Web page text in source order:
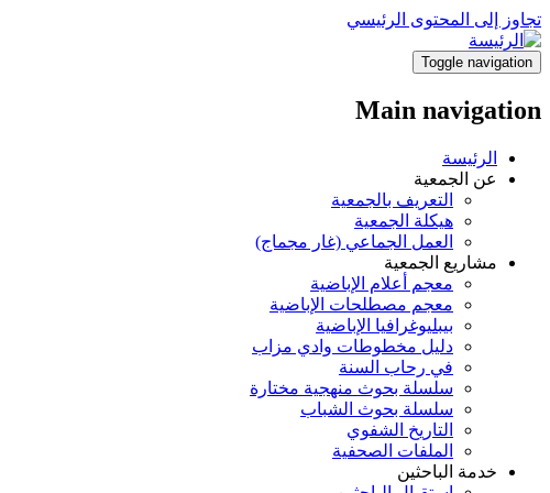
تجاوز إلى المحتوى الرئيسي
Toggle navigation
Main navigation
الرئيسة
عن الجمعية
التعريف بالجمعية
هيكلة الجمعية
العمل الجماعي (غار مجماج)
مشاريع الجمعية
معجم أعلام الإباضية
معجم مصطلحات الإباضية
بيبليوغرافيا الإباضية
دليل مخطوطات وادي مزاب
في رحاب السنة
سلسلة بحوث منهجية مختارة
سلسلة بحوث الشباب
التاريخ الشفوي
الملفات الصحفية
خدمة الباحثين